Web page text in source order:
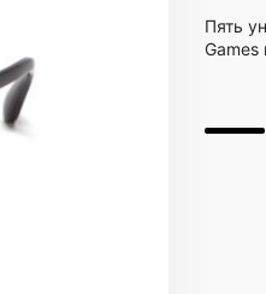
Пять
Games